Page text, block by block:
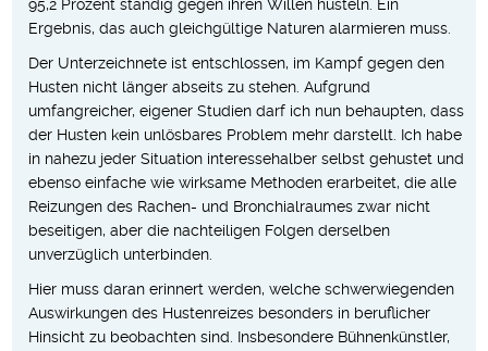
95,2 Prozent ständig gegen ihren Willen hüsteln. Ein
Ergebnis, das auch gleichgültige Naturen alarmieren muss.
Der Unterzeichnete ist entschlossen, im Kampf gegen den
Husten nicht länger abseits zu stehen. Aufgrund
umfangreicher, eigener Studien darf ich nun behaupten, dass
der Husten kein unlösbares Problem mehr darstellt. Ich habe
in nahezu jeder Situation interessehalber selbst gehustet und
ebenso einfache wie wirksame Methoden erarbeitet, die alle
Reizungen des Rachen- und Bronchialraumes zwar nicht
beseitigen, aber die nachteiligen Folgen derselben
unverzüglich unterbinden.
Hier muss daran erinnert werden, welche schwerwiegenden
Auswirkungen des Hustenreizes besonders in beruflicher
Hinsicht zu beobachten sind. Insbesondere Bühnenkünstler,